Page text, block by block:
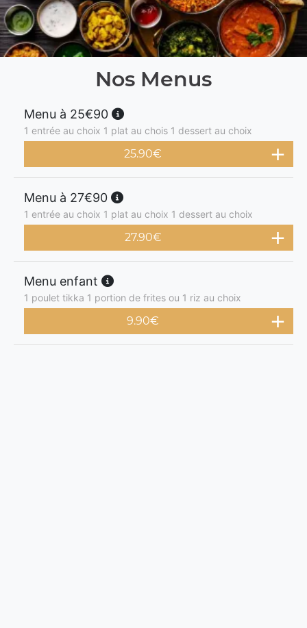
Nos Menus
Menu à 25€90
1 entrée au choix 1 plat au chois 1 dessert au choix
25.90€
Menu à 27€90
1 entrée au choix 1 plat au choix 1 dessert au choix
27.90€
Menu enfant
1 poulet tikka 1 portion de frites ou 1 riz au choix
9.90€